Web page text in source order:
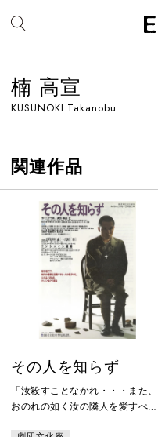
楠 高宣
KUSUNOKI Takanobu
関連作品
その人を知らず
「汝殺すことなかれ・・・また、
おのれの如く汝の隣人を愛すべ